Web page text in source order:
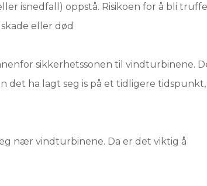
isnedfall) oppstå. Risikoen for å bli
eller død
sikkerhetssonen til vindturbinene.
det ha lagt seg is på et tidligere tidspunkt,
nær vindturbinene. Da er det viktig å